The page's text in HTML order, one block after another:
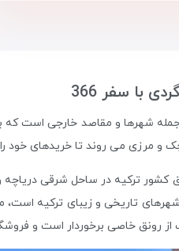
با سفر 366
شهرها و مقاصد خارجی است که
و مرزی می روند تا خریدهای خود را
شهرهای تاریخی و زیبای ترکیه
‏رونق خاصی برخوردار است و